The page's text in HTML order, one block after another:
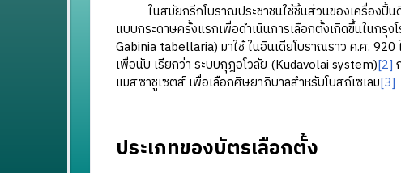
ในสมัยกรีกโบราณประชาชนใช้ชิ้นส่วนของเครื่องปั้นดิ
แบบกระดาษครั้งแรกเพื่อดำเนินการเลือกตั้งเกิดขึ้นในก
Gabinia tabellaria) มาใช้ ในอินเดียโบราณราว ค.ศ.
เพื่อนับ เรียกว่า ระบบกุฎอโวลัย (Kudavolai system)[2]
แมสซาชูเซตส์ เพื่อเลือกศิษยาภิบาลสำหรับโบสถ์เซเลม[3]
ประเภทของบัตรเลือกตั้ง